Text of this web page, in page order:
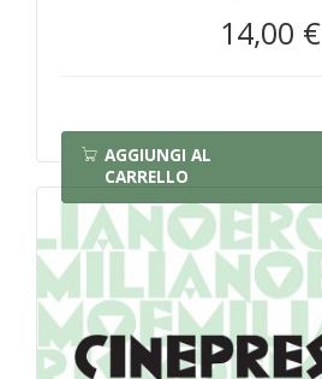
14,00 €
AGGIUNGI AL
CARRELLO